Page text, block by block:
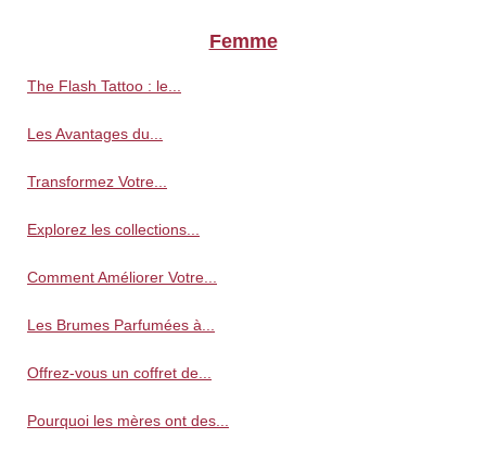
Femme
The Flash Tattoo : le...
Les Avantages du...
Transformez Votre...
Explorez les collections...
Comment Améliorer Votre...
Les Brumes Parfumées à...
Offrez-vous un coffret de...
Pourquoi les mères ont des...